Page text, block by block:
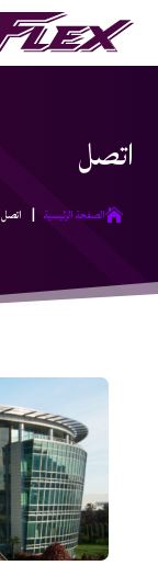
اتصل
الصفحة الرئيسية | اتصل